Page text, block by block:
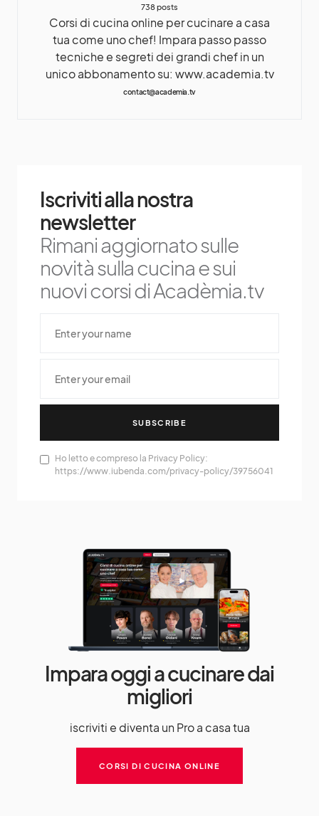
738 posts
Corsi di cucina online per cucinare a casa
tua come uno chef! Impara passo passo
tecniche e segreti dei grandi chef in un
unico abbonamento su: www.academia.tv
contact@academia.tv
Iscriviti alla nostra
newsletter
Rimani aggiornato sulle
novità sulla cucina e sui
nuovi corsi di Acadèmia.tv
SUBSCRIBE
Ho letto e compreso la Privacy Policy:
https://www.iubenda.com/privacy-policy/39756041
Impara oggi a cucinare dai
migliori
iscriviti e diventa un Pro a casa tua
CORSI DI CUCINA ONLINE